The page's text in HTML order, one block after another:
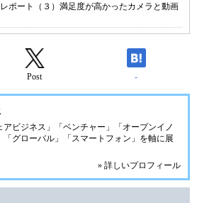
ポート（３）満足度が高かったカメラと動画
Post -
アビジネス」「ベンチャー」「オープンイノ
「グローバル」「スマートフォン」を軸に展
» 詳しいプロフィール